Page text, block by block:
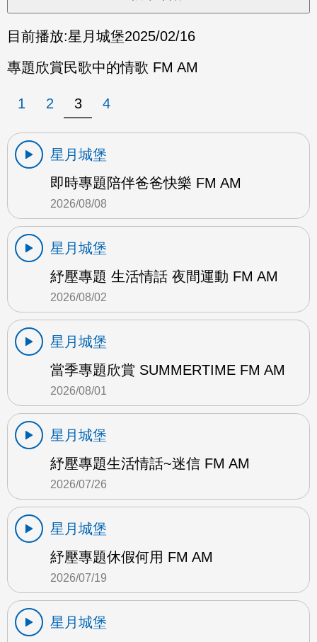
目前播放:星月城堡2025/02/16
專題欣賞民歌中的情歌 FM AM
1 2 3 4
星月城堡
即時專題陪伴爸爸快樂 FM AM
2026/08/08
星月城堡
紓壓專題 生活情話 夜間運動 FM AM
2026/08/02
星月城堡
當季專題欣賞 SUMMERTIME FM AM
2026/08/01
星月城堡
紓壓專題生活情話~迷信 FM AM
2026/07/26
星月城堡
紓壓專題休假何用 FM AM
2026/07/19
星月城堡